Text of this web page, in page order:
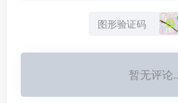
暂无评论